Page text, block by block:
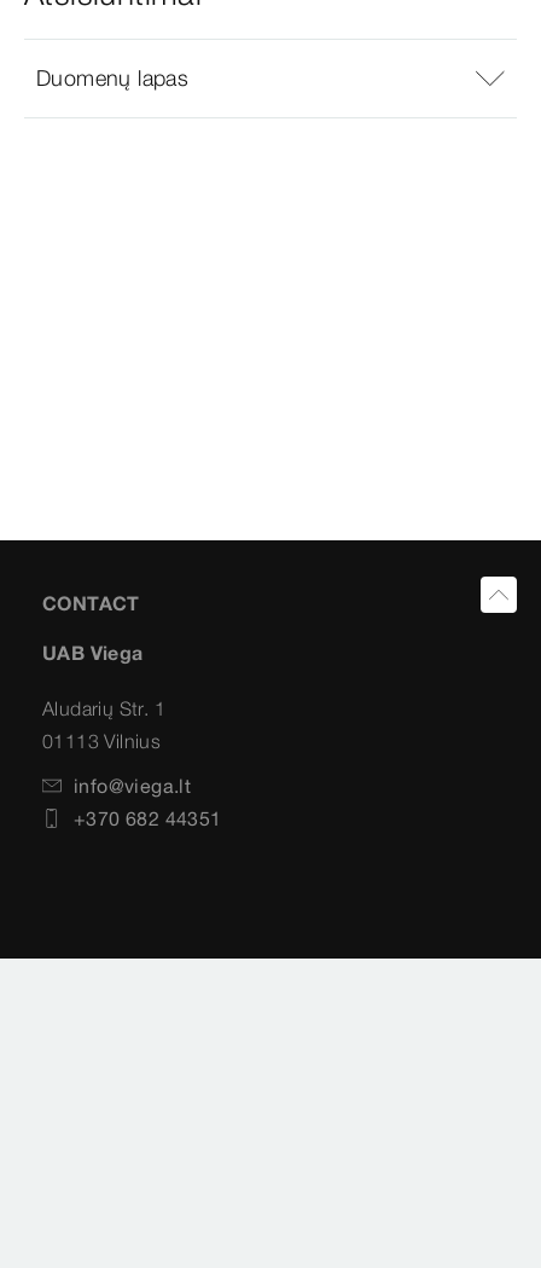
Duomenų lapas
CONTACT
UAB Viega
Aludarių Str. 1
01113 Vilnius
info@viega.lt
+370 682 44351